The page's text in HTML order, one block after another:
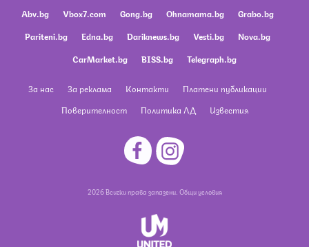
Abv.bg Vbox7.com Gong.bg Ohnamama.bg
Grabo.bg
Pariteni.bg
Edna.bg Dariknews.bg Vesti.bg
Nova.bg
CarMarket.bg
BISS.bg Telegraph.bg
За нас За реклама Контакти
Платени публикации
Поверителност
Политика ЛД Известия
2026 Всички права запазени. Общи условия